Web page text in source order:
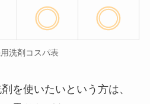
洗剤コスパ表
を使いたいという方は、